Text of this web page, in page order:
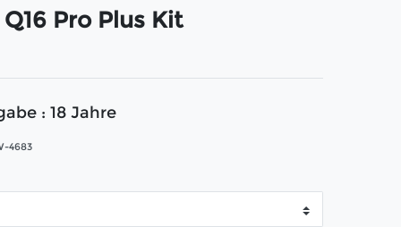
Pro Plus Kit
: 18 Jahre
4683